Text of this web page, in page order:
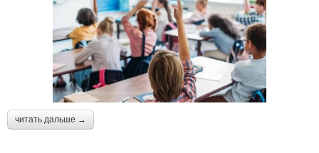
читать дальше →